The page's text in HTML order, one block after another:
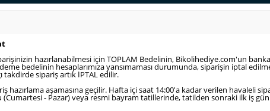
hazırlanabilmesi için TOPLAM Bedelinin, Bikolihediye.com'un
bedelinin hesaplarımıza yansımaması durumunda, siparişin iptal
takdirde sipariş artık İPTAL edilir.
hazırlama aşamasına geçilir. Hafta içi saat 14:00'a kadar verilen havaleli
- Pazar) veya resmi bayram tatillerinde, tatilden sonraki ilk iş